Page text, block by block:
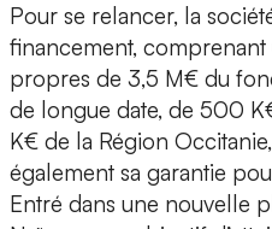
Pour se relancer, la
financement,
propres de 3,5 M€ du
de longue date, de 500
K€ de la Région
également sa garantie
Entré dans une nouvelle